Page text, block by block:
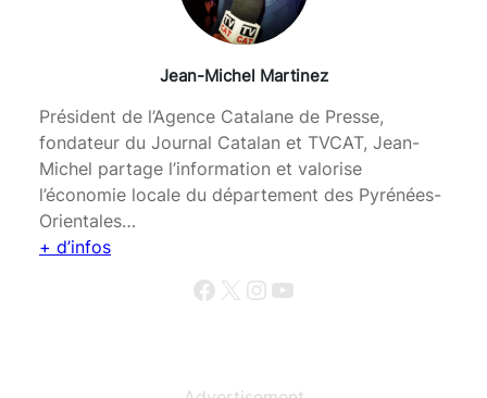
Jean-Michel Martinez
Président de l’Agence Catalane de Presse,
fondateur du Journal Catalan et TVCAT, Jean-
Michel partage l’information et valorise
l’économie locale du département des Pyrénées-
Orientales…
+ d’infos
Facebook X Instagram YouTube